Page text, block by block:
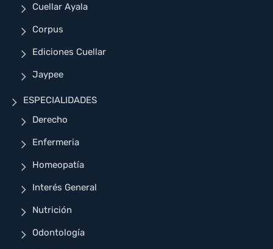
Cuellar Ayala
Corpus
Ediciones Cuellar
Jaypee
ESPECIALIDADES
Derecho
Enfermeria
Homeopatía
Interés General
Nutrición
Odontología